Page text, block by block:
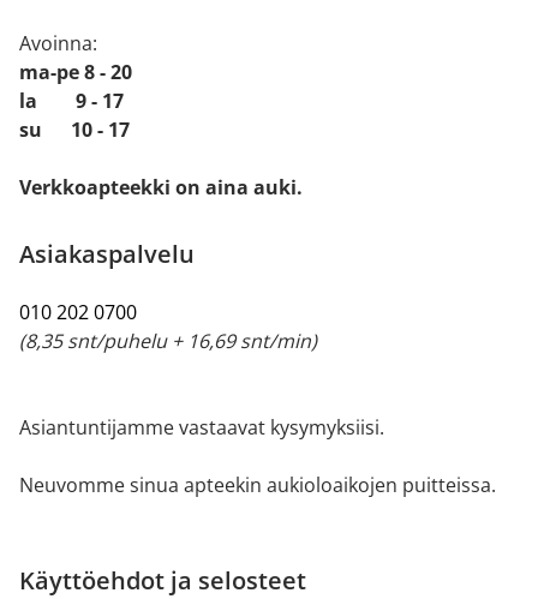
Avoinna:
ma-pe 8 - 20
la 9 - 17
su 10 - 17
Verkkoapteekki on aina auki.
Asiakaspalvelu
010 202 0700
(8,35 snt/puhelu + 16,69 snt/min)
Asiantuntijamme vastaavat kysymyksiisi.
Neuvomme sinua apteekin aukioloaikojen puitteissa.
Käyttöehdot ja selosteet